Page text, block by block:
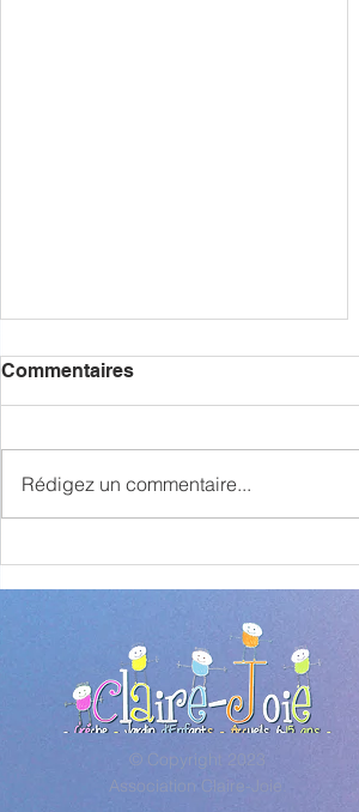
Commentaires
Rédigez un commentaire...
© Copyright 2023
Association Claire-Joie.